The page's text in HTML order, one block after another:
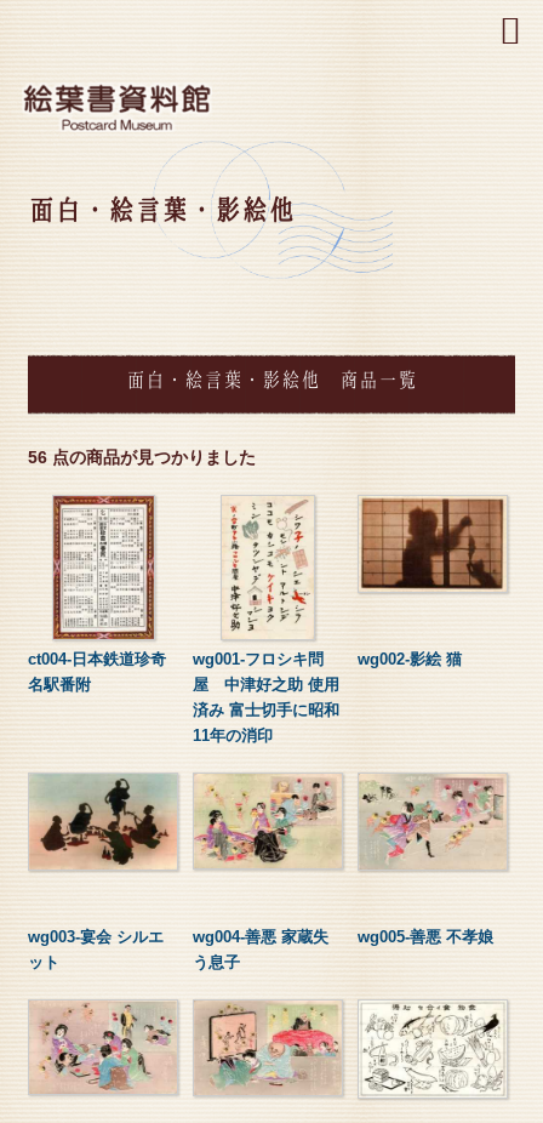
面白・絵言葉・影絵他
面白・絵言葉・影絵他 商品一覧
56 点の商品が見つかりました
ct004-日本鉄道珍奇
名駅番附
wg001-フロシキ問
屋 中津好之助 使用
済み 富士切手に昭和
11年の消印
wg002-影絵 猫
wg003-宴会 シルエ
ット
wg004-善悪 家蔵失
う息子
wg005-善悪 不孝娘